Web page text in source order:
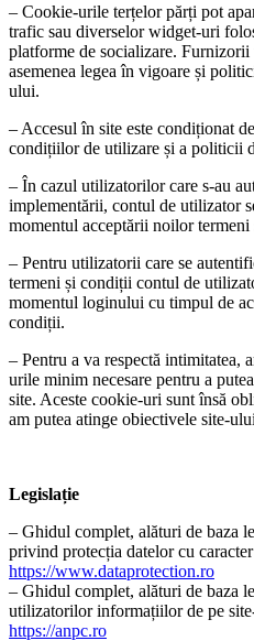
– Cookie-urile terțelor părți pot
trafic sau diverselor widget-uri
platforme de socializare. Furnizorii
asemenea legea în vigoare și
ului.
– Accesul în site este condiționat
condițiilor de utilizare și a politicii
– În cazul utilizatorilor care s-au
implementării, contul de utilizator
momentul acceptării noilor
– Pentru utilizatorii care se
termeni și condiții contul de
momentul loginului cu timpul de
condiții.
– Pentru a va respectă intimitatea,
urile minim necesare pentru a
site. Aceste cookie-uri sunt însă
am putea atinge obiectivele site-
Legislație
– Ghidul complet, alături de baza
privind protecția datelor cu
https://www.dataprotection.ro
– Ghidul complet, alături de baza
utilizatorilor informațiilor de pe
https://anpc.ro